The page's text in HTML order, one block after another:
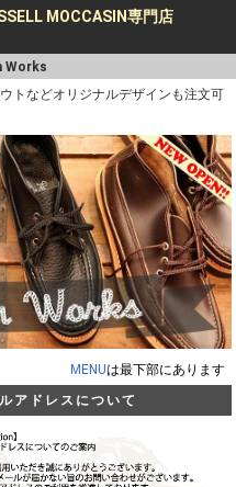
Works
トなどオリジナルデザインも注文可
MOCCASIN専門店
MENUは最下部にあります
アドレスについて